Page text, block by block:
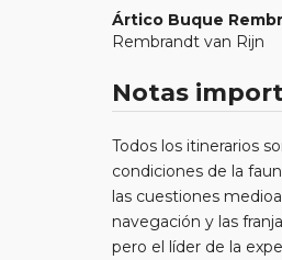
Ártico Buque
Rembrandt van Rijn
Notas
Todos los itinerarios
condiciones de la
las cuestiones
navegación y las
pero el líder de la